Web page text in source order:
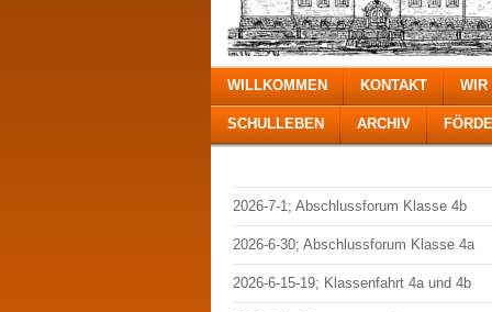
WILLKOMMEN KONTAKT WIR
SCHULLEBEN ARCHIV
2026-7-1; Abschlussforum Klasse 4b
2026-6-30; Abschlussforum Klasse 4a
2026-6-15-19; Klassenfahrt 4a und 4b